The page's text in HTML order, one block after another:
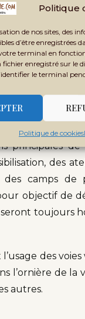
Politique
de nos sites, des
d’être enregistrées
terminal en
fichier enregistré sur le
le terminal
Politique de cookies
forme de
Nous voyons
en
sont fermées
principales
des
des camps
objectif de
toujours
des
l’ornière de la
autres.